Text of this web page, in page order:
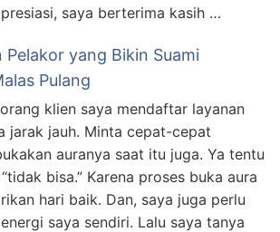
saya berterima kasih …
Pelakor yang Bikin Suami
Pulang
klien saya mendaftar layanan
jarak jauh. Minta cepat-cepat
auranya saat itu juga. Ya tentu
bisa.” Karena proses buka aura
hari baik. Dan, saya juga perlu
saya sendiri. Lalu saya tanya